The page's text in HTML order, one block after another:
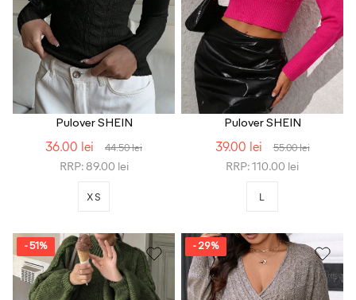
Pulover SHEIN
36.00 lei 44.50 lei
RRP: 89.00 lei
XS
Pulover SHEIN
39.00 lei 55.00 lei
RRP: 110.00 lei
L
- 51% - 29%